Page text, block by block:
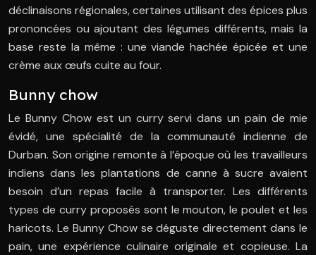
déclinaisons régionales, certaines utilisant des épices plus
prononcées ou ajoutant des légumes différents, mais la
base reste la même : une viande hachée épicée et une
crème aux œufs cuite au four.
Bunny chow
Le Bunny Chow est un curry servi dans un pain de mie
évidé, une spécialité de la communauté indienne de
Durban. Son origine remonte à l’époque où les travailleurs
indiens dans les plantations de canne à sucre avaient
besoin d’un repas facile à transporter. Les différents
types de curry proposés sont le mouton, le poulet et les
haricots. Le Bunny Chow se déguste directement dans le
pain, une expérience culinaire originale et copieuse. La